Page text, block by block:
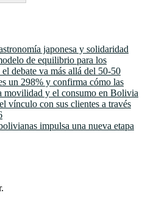
japonesa y solidaridad
de equilibrio para los
debate va más allá del 50-50
un 298% y confirma cómo las
movilidad y el consumo en Bolivia
vínculo con sus clientes a través
impulsa una nueva etapa